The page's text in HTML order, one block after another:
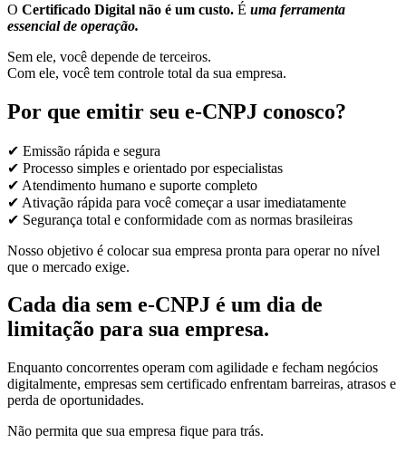
O Certificado Digital não é um custo. É uma ferramenta
essencial de operação.
Sem ele, você depende de terceiros.
Com ele, você tem controle total da sua empresa.
Por que emitir seu e-CNPJ conosco?
✔ Emissão rápida e segura
✔ Processo simples e orientado por especialistas
✔ Atendimento humano e suporte completo
✔ Ativação rápida para você começar a usar imediatamente
✔ Segurança total e conformidade com as normas brasileiras
Nosso objetivo é colocar sua empresa pronta para operar no nível
que o mercado exige.
Cada dia sem e-CNPJ é um dia de
limitação para sua empresa.
Enquanto concorrentes operam com agilidade e fecham negócios
digitalmente, empresas sem certificado enfrentam barreiras, atrasos e
perda de oportunidades.
Não permita que sua empresa fique para trás.